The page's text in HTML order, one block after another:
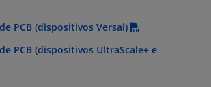
PCB (dispositivos Versal)
PCB (dispositivos UltraScale+ e